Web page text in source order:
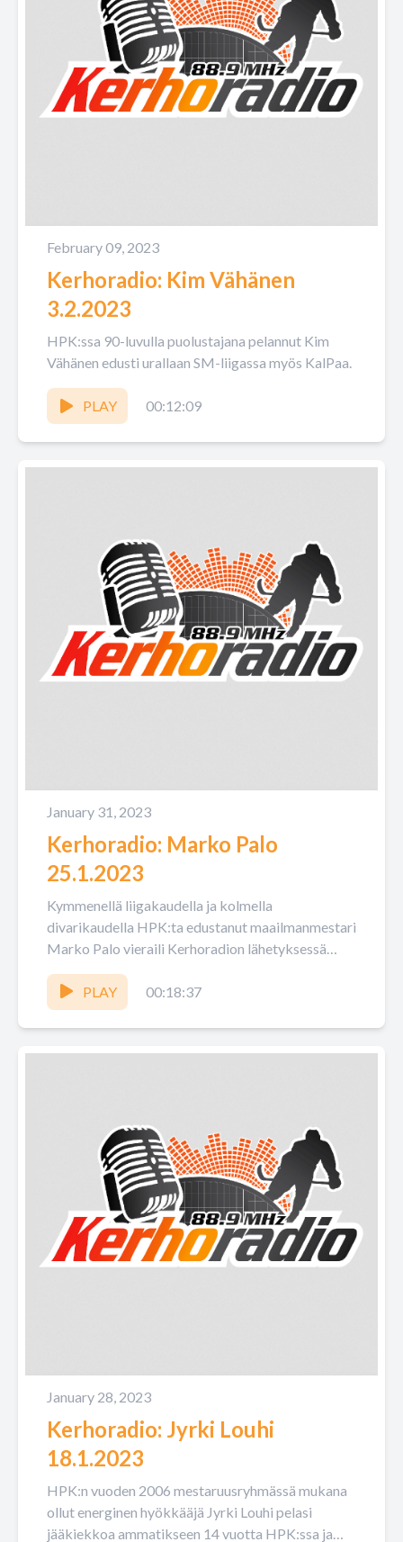
February 09, 2023
Kerhoradio: Kim Vähänen
3.2.2023
HPK:ssa 90-luvulla puolustajana pelannut Kim
Vähänen edusti urallaan SM-liigassa myös KalPaa.
PLAY 00:12:09
January 31, 2023
Kerhoradio: Marko Palo
25.1.2023
Kymmenellä liigakaudella ja kolmella
divarikaudella HPK:ta edustanut maailmanmestari
Marko Palo vieraili Kerhoradion lähetyksessä
PLAY
00:18:37
January 28, 2023
Kerhoradio: Jyrki Louhi
18.1.2023
HPK:n vuoden 2006 mestaruusryhmässä mukana
ollut energinen hyökkääjä Jyrki Louhi pelasi
jääkiekkoa ammatikseen 14 vuotta HPK:ssa ja